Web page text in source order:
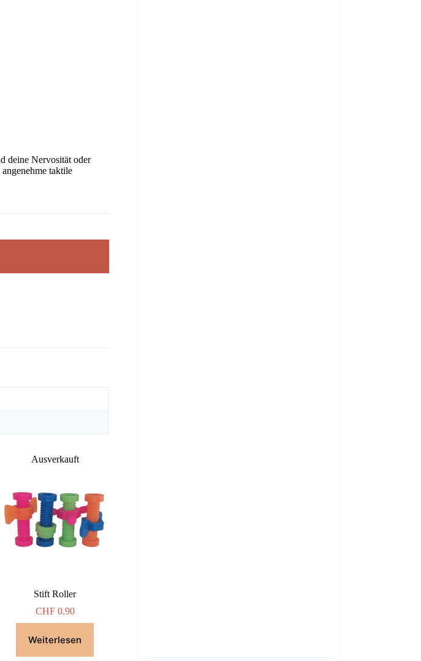
deine Nervosität oder
taktile
Ausverkauft
Stift Roller
CHF0.90
Weiterlesen